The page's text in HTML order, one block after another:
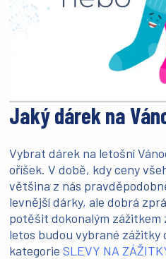
Jaký dárek na
Vybrat dárek na letošní
oříšek. V době, kdy ceny
většina z nás
levnější dárky, ale dobrá
potěšit dokonalým zážitkem
letos budou vybrané zážitky
kategorie SLEVY NA